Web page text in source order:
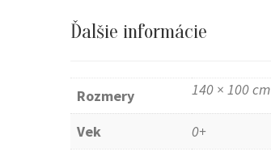
Ďalšie informácie
Rozmery 140 × 100 cm
Vek
0+